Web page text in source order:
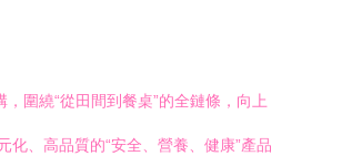
圍繞“從田間到餐桌”的全鏈條，向上
、高品質的“安全、營養、健康”產品